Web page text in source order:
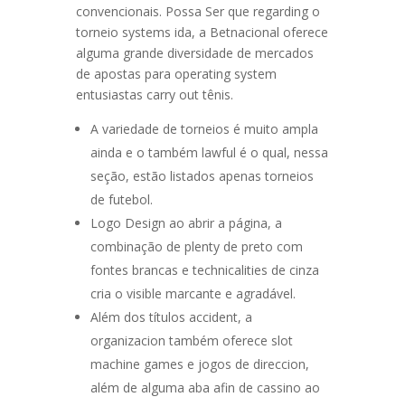
convencionais. Possa Ser que regarding o
torneio systems ida, a Betnacional oferece
alguma grande diversidade de mercados
de apostas para operating system
entusiastas carry out tênis.
A variedade de torneios é muito ampla
ainda e o também lawful é o qual, nessa
seção, estão listados apenas torneios
de futebol.
Logo Design ao abrir a página, a
combinação de plenty de preto com
fontes brancas e technicalities de cinza
cria o visible marcante e agradável.
Além dos títulos accident, a
organizacion também oferece slot
machine games e jogos de direccion,
além de alguma aba afin de cassino ao